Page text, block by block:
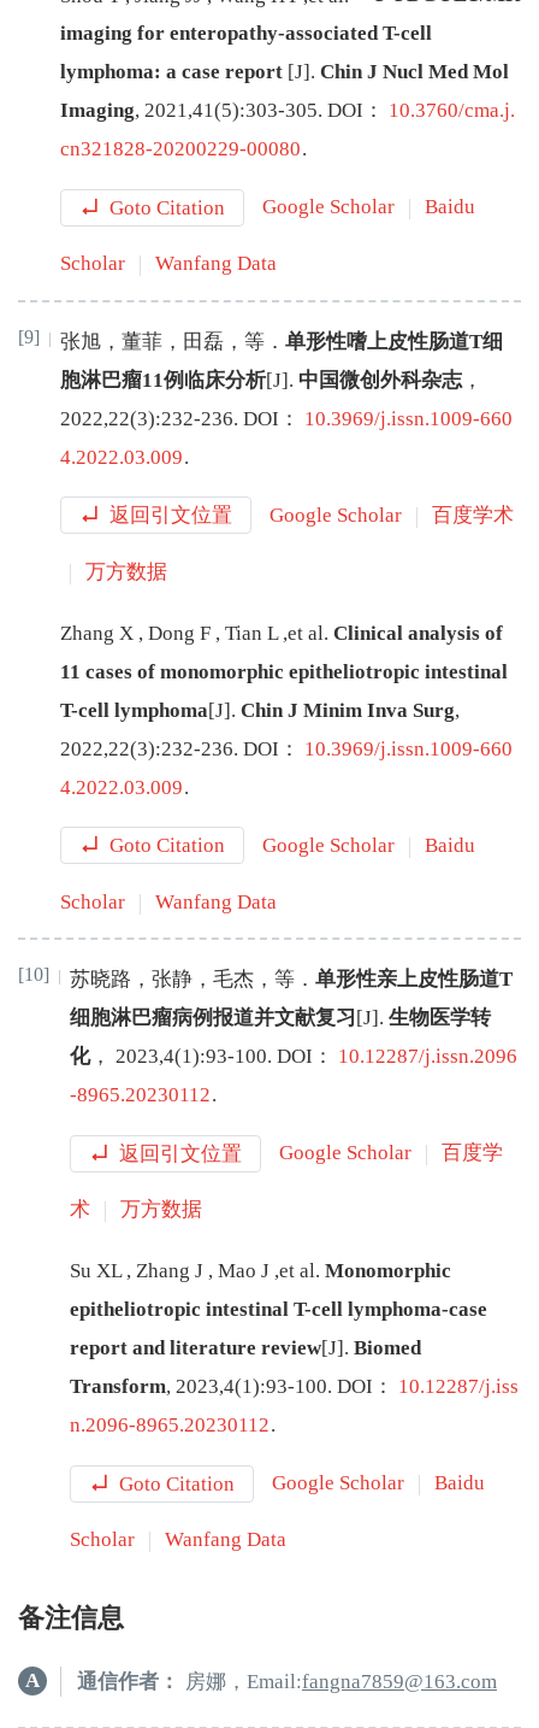
imaging for enteropathy-associated T-cell
lymphoma: a case report [J] . Chin J Nucl Med Mol
Imaging, 2021,41(5):303-305. DOI： 10.3760/cma.j.
cn321828-20200229-00080.
Goto Citation Google Scholar Baidu
Scholar Wanfang Data
[9] 张旭 ， 董菲 ， 田磊 ， 等 ． 单形性嗜上皮性肠道T细
胞淋巴瘤11例临床分析[J]. 中国微创外科杂志 ，
2022,22(3):232-236. DOI： 10.3969/j.issn.1009-660
4.2022.03.009.
返回引文位置 Google Scholar 百度学术
万方数据
Zhang X , Dong F , Tian L ,et al. Clinical analysis of
11 cases of monomorphic epitheliotropic intestinal
T-cell lymphoma[J]. Chin J Minim Inva Surg,
2022,22(3):232-236. DOI： 10.3969/j.issn.1009-660
4.2022.03.009.
Goto Citation Google Scholar Baidu
Scholar Wanfang Data
[10] 苏晓路 ， 张静 ， 毛杰 ， 等 ． 单形性亲上皮性肠道T
细胞淋巴瘤病例报道并文献复习 [J] . 生物医学转
化， 2023,4(1):93-100. DOI： 10.12287/j.issn.2096
-8965.20230112.
返回引文位置 Google Scholar 百度学
术 万方数据
Su XL , Zhang J , Mao J ,et al. Monomorphic
epitheliotropic intestinal T-cell lymphoma-case
report and literature review[J] . Biomed
Transform, 2023,4(1):93-100. DOI： 10.12287/j.iss
n.2096-8965.20230112.
Goto Citation Google Scholar Baidu
Scholar Wanfang Data
备注信息
A 通信作者： 房娜，Email: moc
.3
61
9587angnaf